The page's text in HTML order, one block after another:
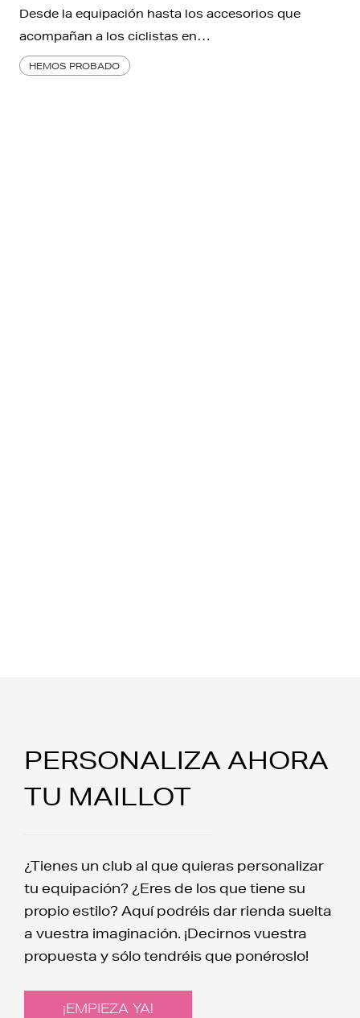
Desde la equipación hasta los accesorios que
acompañan a los ciclistas en…
HEMOS PROBADO
PERSONALIZA AHORA
TU MAILLOT
¿Tienes un club al que quieras personalizar
tu equipación? ¿Eres de los que tiene su
propio estilo? Aquí podréis dar rienda suelta
a vuestra imaginación. ¡Decirnos vuestra
propuesta y sólo tendréis que ponéroslo!
¡EMPIEZA YA!